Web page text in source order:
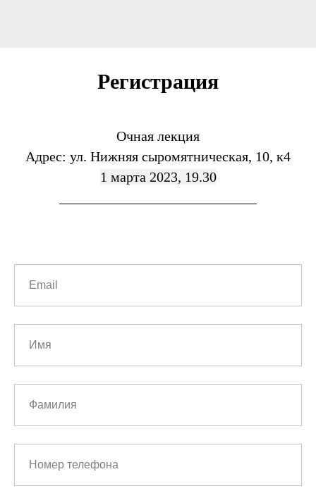
Регис трация
Очная лекция
Адрес: ул. Нижняя сыромятническая, 10, к4
1 марта 2023, 19.30